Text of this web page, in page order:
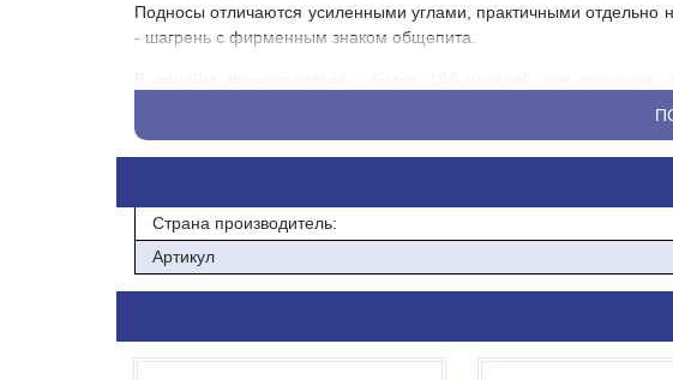
Подносы отличаются усиленными углами, практичными
- шагрень с фирменным знаком общепита.
Гастроемкости, контейнеры, салатники, миски, баки изготовлены
Толщина: 2,6 мм
Размер рабочей поверхности: 350х280 мм
Размер подноса с ручками: 420х300 мм
Страна производитель:
Артикул